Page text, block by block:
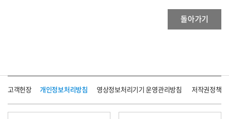
돌아가기
고객헌장 개인정보처리방침 영상정보처리기기 운영관리방침 저작권정책